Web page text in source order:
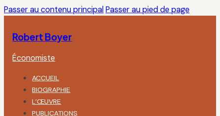
Passer au contenu principal Passer au pied de page
Robert Boyer
Économiste
ACCUEIL
BIOGRAPHIE
L’ŒUVRE
PUBLICATIONS